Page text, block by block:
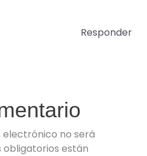
Responder
no será
obligatorios están